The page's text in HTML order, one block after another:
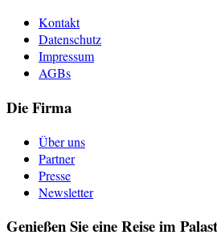
Kontakt
Datenschutz
Impressum
AGBs
Die Firma
Über uns
Partner
Presse
Newsletter
Genießen Sie eine Reise im